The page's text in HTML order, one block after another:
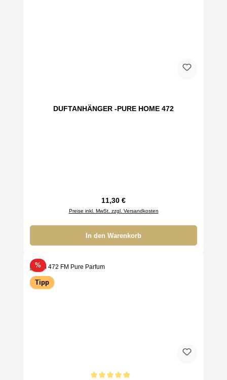
DUFTANHÄNGER -PURE HOME 472
Regulärer Preis:
11,30 €
Preise inkl. MwSt. zzgl. Versandkosten
In den Warenkorb
%Rabatt
Tipp